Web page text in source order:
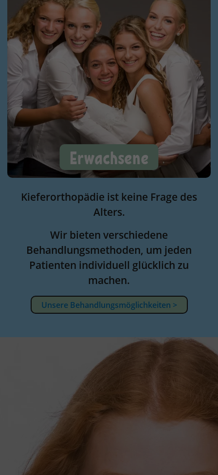
Erwachsene
Kieferorthopädie ist keine Frage des
Alters.
Wir bieten verschiedene
Behandlungsmethoden, um jeden
Patienten individuell glücklich zu
machen.
Unsere Behandlungsmöglichkeiten >